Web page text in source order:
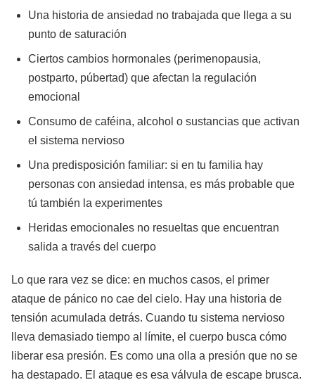
Una historia de ansiedad no trabajada que llega a su
punto de saturación
Ciertos cambios hormonales (perimenopausia,
postparto, púbertad) que afectan la regulación
emocional
Consumo de caféina, alcohol o sustancias que activan
el sistema nervioso
Una predisposición familiar: si en tu familia hay
personas con ansiedad intensa, es más probable que
tú también la experimentes
Heridas emocionales no resueltas que encuentran
salida a través del cuerpo
Lo que rara vez se dice: en muchos casos, el primer
ataque de pánico no cae del cielo. Hay una historia de
tensión acumulada detrás. Cuando tu sistema nervioso
lleva demasiado tiempo al límite, el cuerpo busca cómo
liberar esa presión. Es como una olla a presión que no se
ha destapado. El ataque es esa válvula de escape brusca.